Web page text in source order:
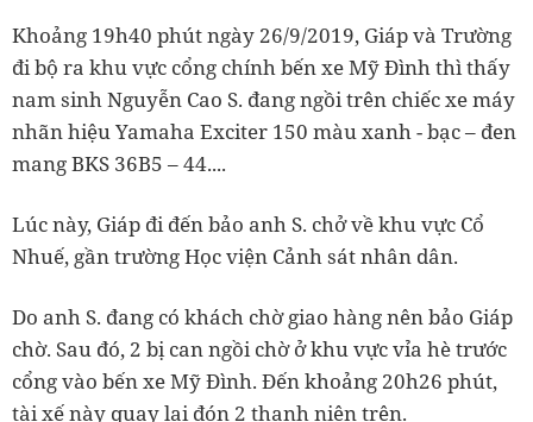
Khoảng 19h40 phút ngày 26/9/2019, Giáp và Trường
đi bộ ra khu vực cổng chính bến xe Mỹ Đình thì thấy
nam sinh Nguyễn Cao S. đang ngồi trên chiếc xe máy
nhãn hiệu Yamaha Exciter 150 màu xanh - bạc – đen
mang BKS 36B5 – 44....
Lúc này, Giáp đi đến bảo anh S. chở về khu vực Cổ
Nhuế, gần trường Học viện Cảnh sát nhân dân.
Do anh S. đang có khách chờ giao hàng nên bảo Giáp
chờ. Sau đó, 2 bị can ngồi chờ ở khu vực vỉa hè trước
cổng vào bến xe Mỹ Đình. Đến khoảng 20h26 phút,
tài xế này quay lại đón 2 thanh niên trên.